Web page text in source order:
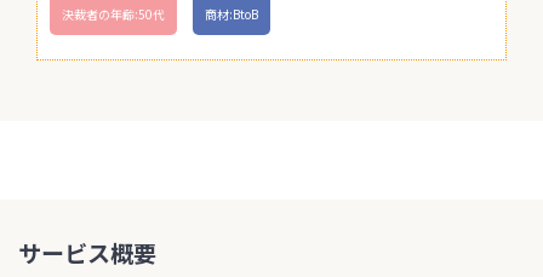
決裁者の年齢:50代 商材:BtoB
サービス概要